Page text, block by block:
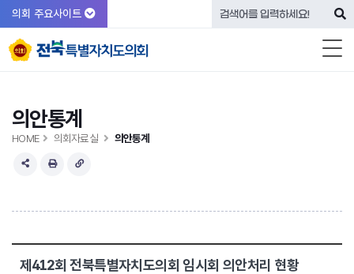
의회 주요사이트
의안통계
HOME 의회자료실 의안통계
제412회 전북특별자치도의회 임시회 의안처리 현황